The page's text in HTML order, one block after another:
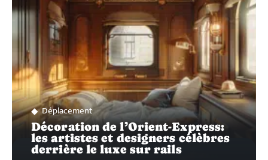
Déplacement
Décoration de l’Orient-Express:
les artistes et designers célèbres
derrière le luxe sur rails